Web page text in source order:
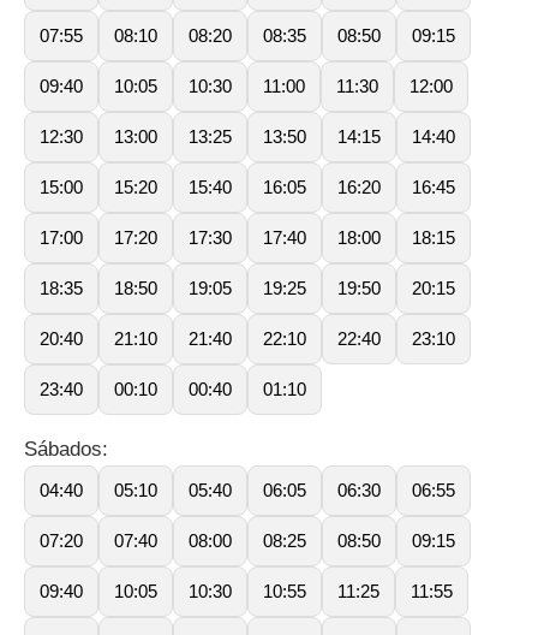
07:55 08:10 08:20 08:35 08:50 09:15
09:40 10:05 10:30 11:00 11:30 12:00
12:30 13:00 13:25 13:50 14:15 14:40
15:00 15:20 15:40 16:05 16:20 16:45
17:00 17:20 17:30 17:40 18:00 18:15
18:35 18:50 19:05 19:25 19:50 20:15
20:40 21:10 21:40 22:10 22:40 23:10
23:40 00:10 00:40 01:10
Sábados:
04:40 05:10 05:40 06:05 06:30 06:55
07:20 07:40 08:00 08:25 08:50 09:15
09:40 10:05 10:30 10:55 11:25 11:55